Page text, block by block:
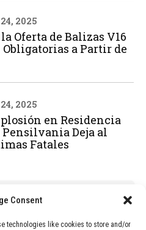
Consent
technologies like cookies to store and/or
2025
Oferta de Balizas V16
Obligatorias a Partir de
2025
en Residencia
Deja al
Fatales